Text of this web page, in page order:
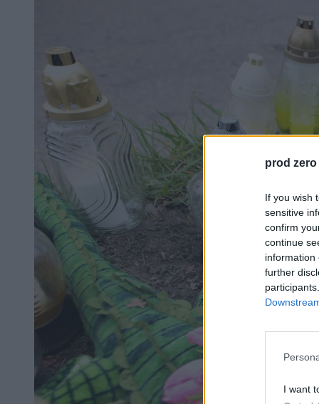
prod zero
If you wish
sensitive
confirm
continue
information
further
I want